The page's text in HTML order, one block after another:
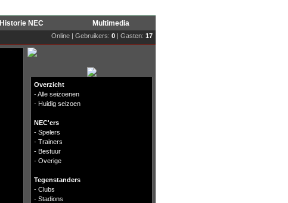
Historie NEC Multimedia
Online | Gebruikers: 0 | Gasten: 17
Overzicht
-Alle seizoenen
- Huidig seizoen
NEC'ers
- Spelers
- Trainers
- Bestuur
- Overige
Tegenstanders
- Clubs
- Stadions